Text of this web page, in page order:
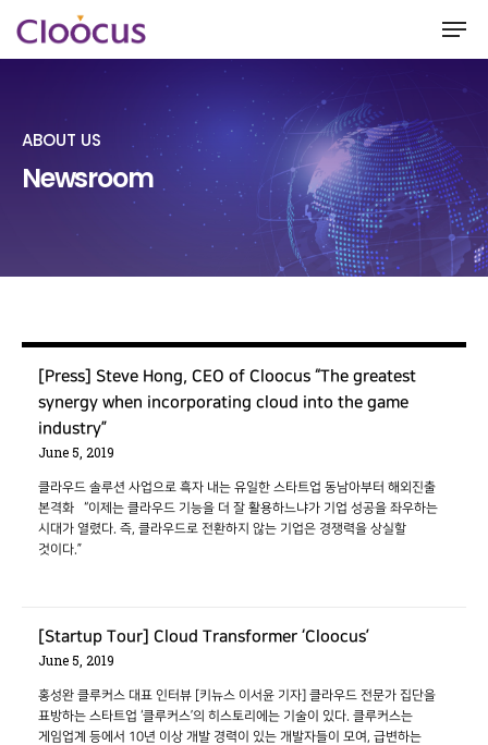
Hit enter to search or ESC to close
ABOUT US
Newsroom
[Press] Steve Hong, CEO of Cloocus “The greatest
synergy when incorporating cloud into the game
industry”
June 5, 2019
클라우드 솔루션 사업으로 흑자 내는 유일한 스타트업 동남아부터 해외진출
본격화 “이제는 클라우드 기능을 더 잘 활용하느냐가 기업 성공을 좌우하는
시대가 열렸다. 즉, 클라우드로 전환하지 않는 기업은 경쟁력을 상실할
것이다.”
[Startup Tour] Cloud Transformer ‘Cloocus’
June 5, 2019
홍성완 클루커스 대표 인터뷰 [키뉴스 이서윤 기자] 클라우드 전문가 집단을
표방하는 스타트업 ‘클루커스’의 히스토리에는 기술이 있다. 클루커스는
게임업계 등에서 10년 이상 개발 경력이 있는 개발자들이 모여, 급변하는